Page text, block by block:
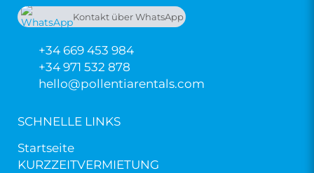
Kontakt über WhatsApp
+34 669 453 984
+34 971 532 878
hello@pollentiarentals.com
SCHNELLE LINKS
Startseite
KURZZEITVERMIETUNG